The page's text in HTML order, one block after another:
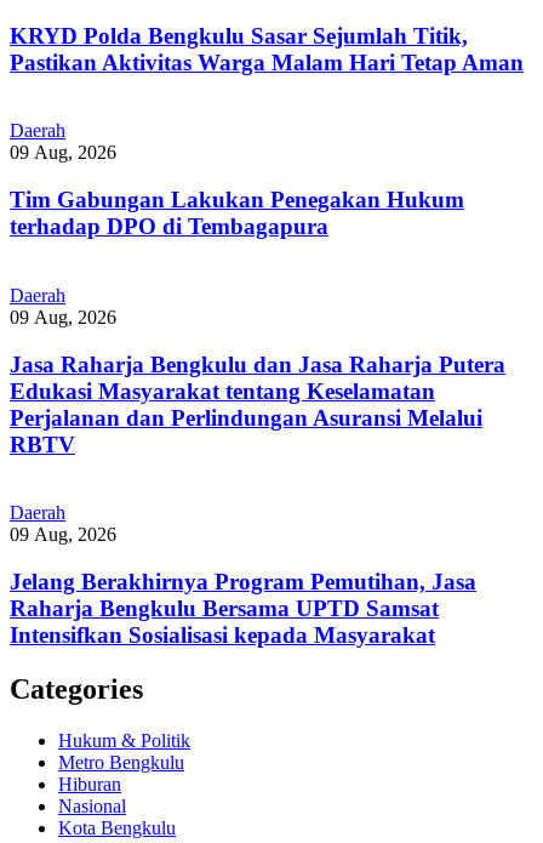
KRYD Polda Bengkulu Sasar Sejumlah Titik,
Pastikan Aktivitas Warga Malam Hari Tetap Aman
Daerah
09 Aug, 2026
Tim Gabungan Lakukan Penegakan Hukum
terhadap DPO di Tembagapura
Daerah
09 Aug, 2026
Jasa Raharja Bengkulu dan Jasa Raharja Putera
Edukasi Masyarakat tentang Keselamatan
Perjalanan dan Perlindungan Asuransi Melalui
RBTV
Daerah
09 Aug, 2026
Jelang Berakhirnya Program Pemutihan, Jasa
Raharja Bengkulu Bersama UPTD Samsat
Intensifkan Sosialisasi kepada Masyarakat
Categories
Hukum & Politik
Metro Bengkulu
Hiburan
Nasional
Kota Bengkulu